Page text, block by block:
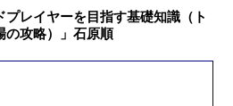
プレイヤーを目指す基礎知識（ト
の攻略）」石原順